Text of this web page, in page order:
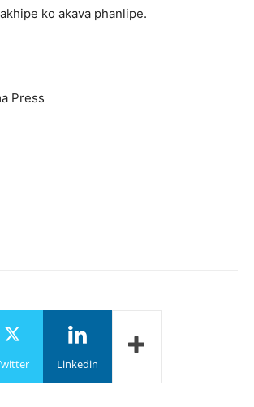
ko akava phanlipe.
Press
Linkedin